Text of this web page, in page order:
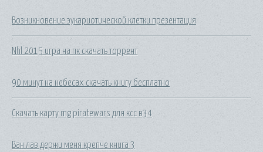
Возникновение эукариотической клетки презентация
Nhl 2015 игра на пк скачать торрент
90 минут на небесах скачать книгу бесплатно
Скачать карту mg piratewars для ксс в34
Ван лав держи меня крепче книга 3